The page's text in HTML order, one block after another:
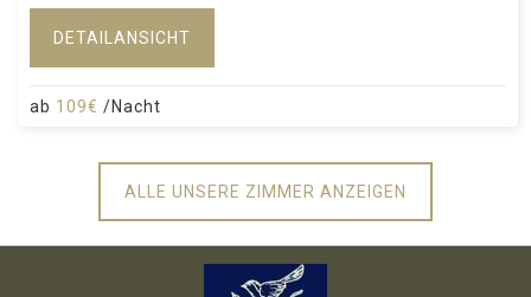
DETAILANSICHT
ab 109€ /Nacht
ALLE UNSERE ZIMMER ANZEIGEN